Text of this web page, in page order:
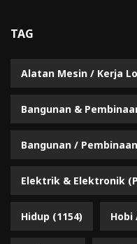
TAG
Alatan Mesin / Kerja
Bangunan &
Bangunan / Pembinaan
Elektrik & Elektronik
Hidup (1154) Hobi